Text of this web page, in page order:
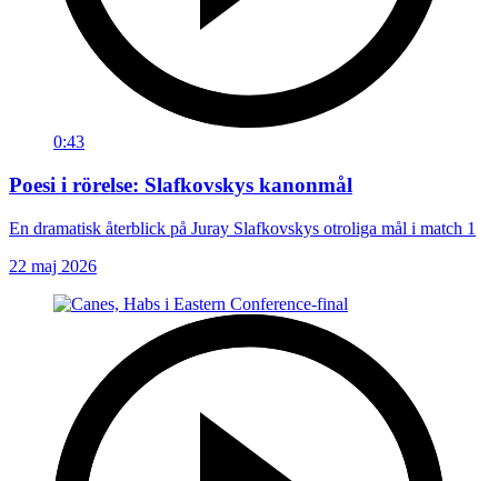
0:43
Poesi i rörelse: Slafkovskys kanonmål
En dramatisk återblick på Juray Slafkovskys otroliga mål i match 1
22 maj 2026